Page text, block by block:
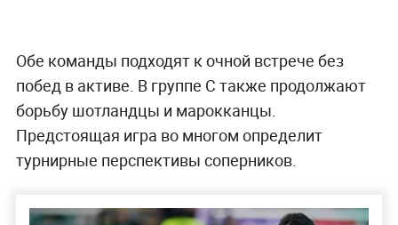
Обе команды подходят к очной встрече без
побед в активе. В группе C также продолжают
борьбу шотландцы и марокканцы.
Предстоящая игра во многом определит
турнирные перспективы соперников.